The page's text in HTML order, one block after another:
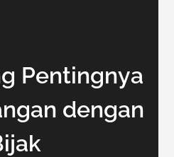
Pentingnya
dengan